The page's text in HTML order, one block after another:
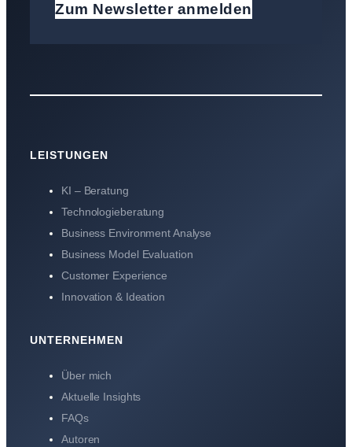
Zum Newsletter anmelden
LEISTUNGEN
KI – Beratung
Technologieberatung
Business Environment Analyse
Business Model Evaluation
Customer Experience
Innovation & Ideation
UNTERNEHMEN
Über mich
Aktuelle Insights
FAQs
Autoren